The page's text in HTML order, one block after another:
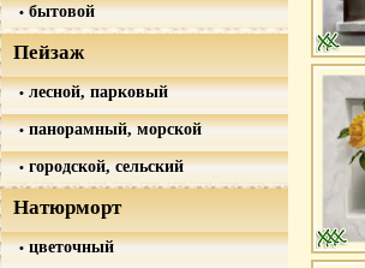
бытовой
Пейзаж
лесной, парковый
панорамный, морской
городской, сельский
Натюрморт
цветочный